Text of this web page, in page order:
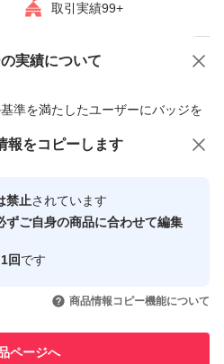
取引実績99+
実績について
準を満たしたユーザーにバッジを
心・安全なユーザーです
引を完了させた実績があります
での取引実績があります
商品への質問
報をコピーします
禁止されています
ずご自身の商品に合わせて編集
回です
商品情報コピー機能について
ページへ
ススメ